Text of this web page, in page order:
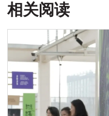
相关阅读